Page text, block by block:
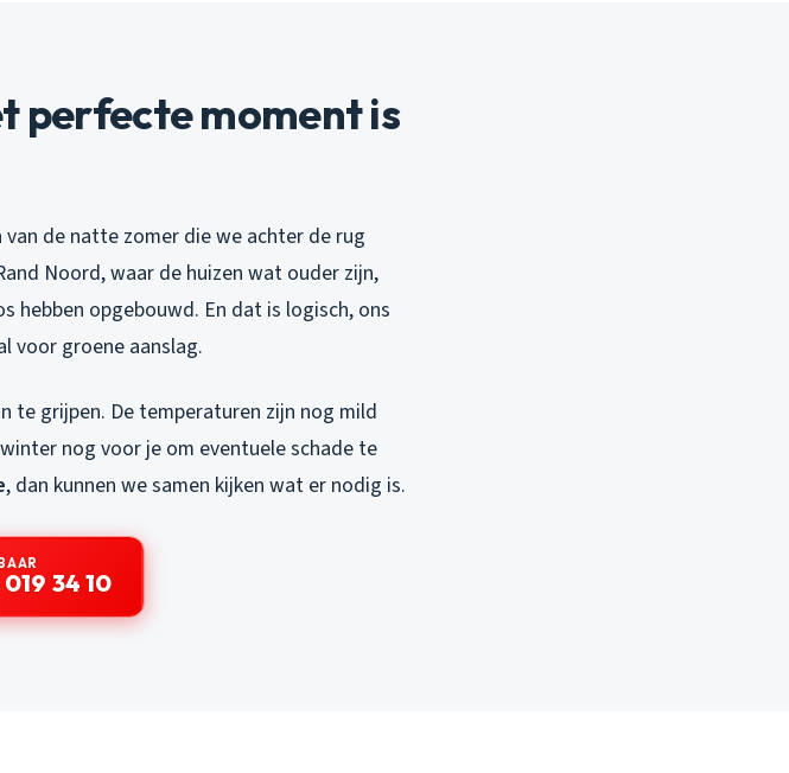
perfecte moment is
de natte zomer die we achter de rug
Noord, waar de huizen wat ouder zijn,
hebben opgebouwd. En dat is logisch, ons
voor groene aanslag.
te grijpen. De temperaturen zijn nog mild
nog voor je om eventuele schade te
, dan kunnen we samen kijken wat er nodig is.
34 10